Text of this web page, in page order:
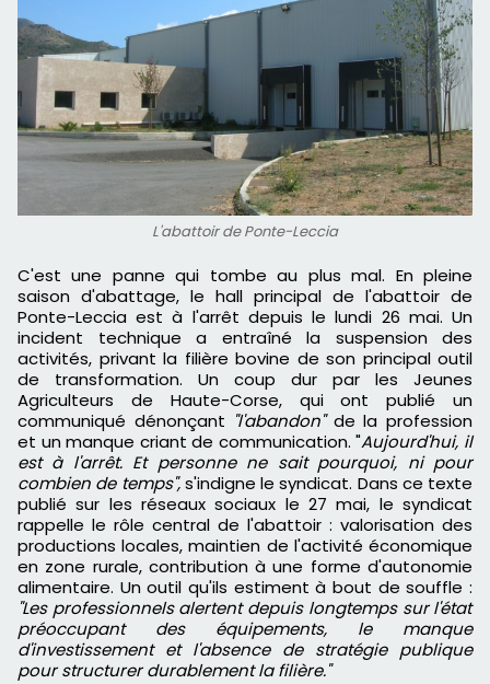
L'abattoir de Ponte-Leccia
C'est une panne qui tombe au plus mal. En pleine
saison d'abattage, le hall principal de l'abattoir de
Ponte-Leccia est à l'arrêt depuis le lundi 26 mai. Un
incident technique a entraîné la suspension des
activités, privant la filière bovine de son principal outil
de transformation. Un coup dur par les Jeunes
Agriculteurs de Haute-Corse, qui ont publié un
communiqué dénonçant "l'abandon"de la profession
et un manque criant de communication. "Aujourd'hui, il
est à l'arrêt. Et personne ne sait pourquoi, ni pour
combien de temps",s'indigne le syndicat. Dans ce texte
publié sur les réseaux sociaux le 27 mai, le syndicat
rappelle le rôle central de l'abattoir : valorisation des
productions locales, maintien de l'activité économique
en zone rurale, contribution à une forme d'autonomie
alimentaire. Un outil qu'ils estiment à bout de souffle :
"Les professionnels alertent depuis longtemps sur l'état
préoccupant des équipements, le manque
d'investissement et l'absence de stratégie publique
pour structurer durablement la filière."